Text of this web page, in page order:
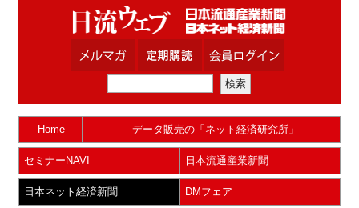
Home データ販売の「ネット経済研究所」
セミナーNAVI 日本流通産業新聞
日本ネット経済新聞 DMフェア